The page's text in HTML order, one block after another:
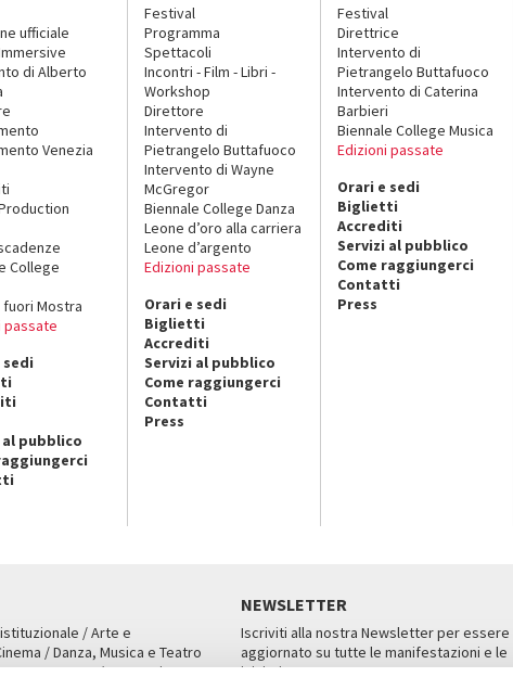
ufficiale
di Alberto
Venezia
College
fuori Mostra
passate
sedi
al pubblico
Festival
Programma
Spettacoli
Incontri - Film - Libri -
Workshop
Direttore
Intervento di
Pietrangelo Buttafuoco
Intervento di Wayne
McGregor
Biennale College Danza
Leone d’oro alla carriera
Leone d’argento
Edizioni passate
Orari e sedi
Biglietti
Accrediti
Servizi al pubblico
Come raggiungerci
Contatti
Press
Festival
Direttrice
Intervento di
Pietrangelo Buttafuoco
Intervento di Caterina
Barbieri
Biennale College Musica
Edizioni passate
Orari e sedi
Biglietti
Accrediti
Servizi al pubblico
Come raggiungerci
Contatti
Press
/ Arte e
/ Danza, Musica e Teatro
Marco 1364/A, Venezia
NEWSLETTER
Iscriviti alla nostra Newsletter per essere
aggiornato su tutte le manifestazioni e le
iniziative.